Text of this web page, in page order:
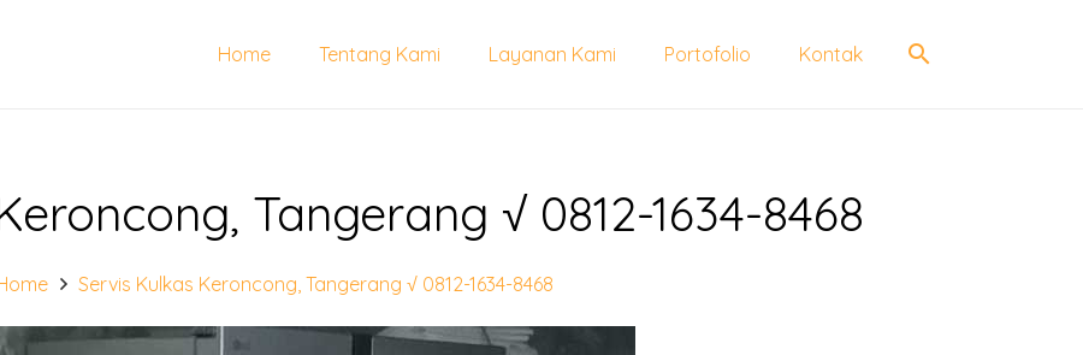
Home Tentang Kami Layanan Kami Portofolio Kontak search
Tangerang √ 0812-1634-8468
Servis Kulkas Keroncong, Tangerang √ 0812-1634-8468